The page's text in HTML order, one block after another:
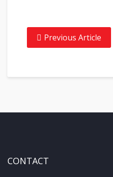
Previous Article
CONTACT